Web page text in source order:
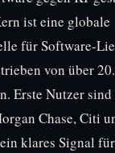
ist eine globale
für Software-
von über
Erste Nutzer
Chase, Citi
klares Signal